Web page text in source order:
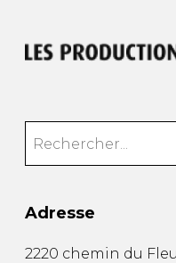
Adresse
2220 chemin du